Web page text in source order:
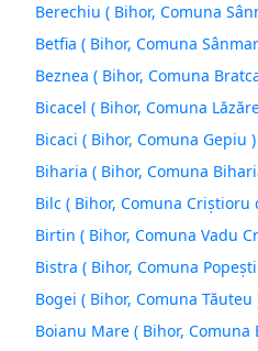
Berechiu ( Bihor, Comuna
Betfia ( Bihor, Comuna
Beznea ( Bihor, Comuna
Bicacel ( Bihor, Comuna
Bicaci ( Bihor, Comuna Gepiu )
Biharia ( Bihor, Comuna
Bilc ( Bihor, Comuna Criștioru
Birtin ( Bihor, Comuna Vadu
Bistra ( Bihor, Comuna
Bogei ( Bihor, Comuna Tăuteu
Boianu Mare ( Bihor, Comuna